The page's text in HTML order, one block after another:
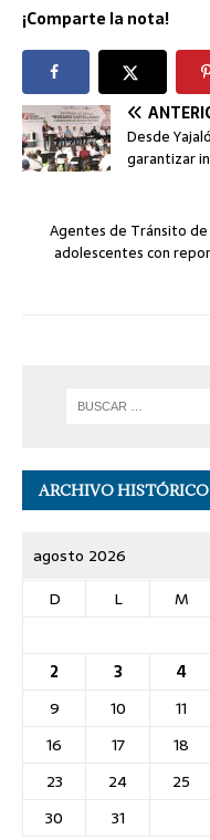
¡Comparte la nota!
Desde
garantizar
Agentes de Tránsito de
adolescentes con
ARCHIVO HISTÓRICO
agosto 2026
D
L M
2
3 4
9
10 11
16
17 18
23
24 25
30
31